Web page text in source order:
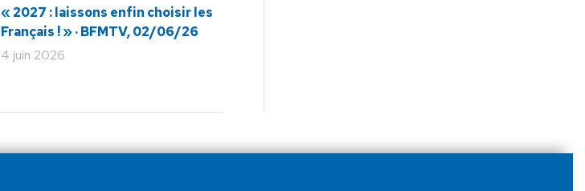
« 2027 : laissons enfin choisir les
Français ! » · BFMTV, 02/06/26
4 juin 2026